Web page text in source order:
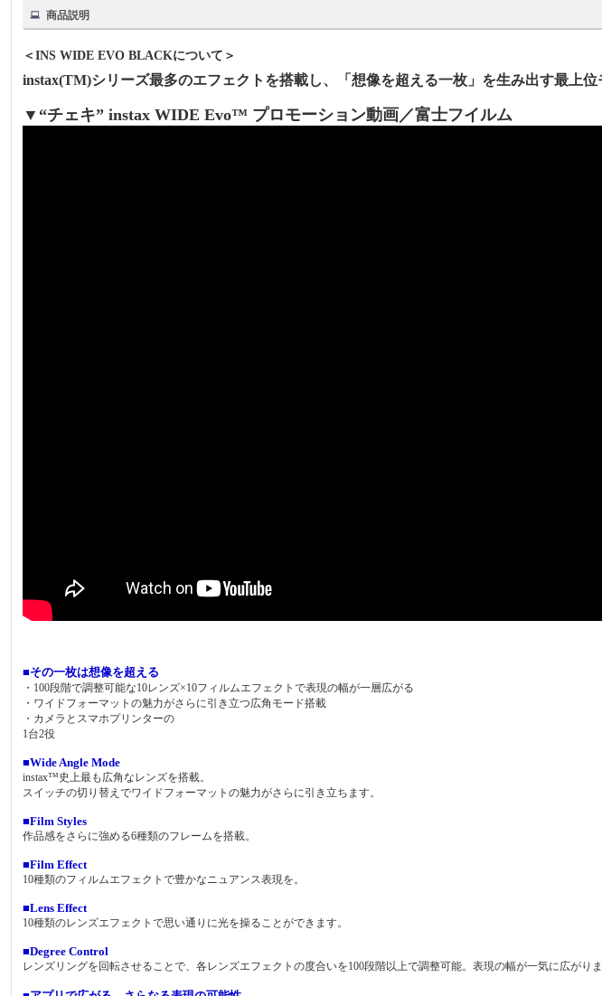
商品説明
＜INS WIDE EVO BLACKについて＞
instax(TM)シリーズ最多のエフェクトを搭載し、「想像を超える一枚」を生み出す最上位
▼“チェキ” instax WIDE Evo™ プロモーション動画／富士フイルム
■その一枚は想像を超える
・100段階で調整可能な10レンズ×10フィルムエフェクトで表現の幅が一層広がる
・ワイドフォーマットの魅力がさらに引き立つ広角モード搭載
・カメラとスマホプリンターの
1台2役
■Wide Angle Mode
instax™史上最も広角なレンズを搭載。
スイッチの切り替えでワイドフォーマットの魅力がさらに引き立ちます。
■Film Styles
作品感をさらに強める6種類のフレームを搭載。
■Film Effect
10種類のフィルムエフェクトで豊かなニュアンス表現を。
■Lens Effect
10種類のレンズエフェクトで思い通りに光を操ることができます。
■Degree Control
レンズリングを回転させることで、各レンズエフェクトの度合いを100段階以上で調整可能。表現の幅が一気に広がりま